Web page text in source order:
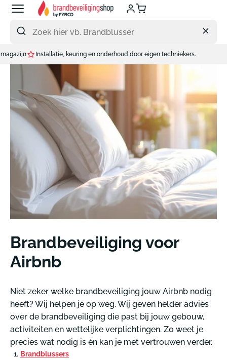
Meteen
naar
content
en onderhoud door eigen techniekers.
Brandbeveiliging voor
Airbnb
Niet zeker welke brandbeveiliging jouw Airbnb nodig
heeft? Wij helpen je op weg. Wij geven helder advies
over de brandbeveiliging die past bij jouw gebouw,
activiteiten en wettelijke verplichtingen. Zo weet je
precies wat nodig is én kan je met vertrouwen verder.
Brandblussers